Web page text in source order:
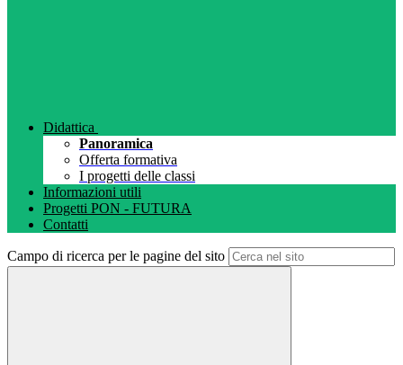
Didattica
Panoramica
Offerta formativa
I progetti delle classi
Informazioni utili
Progetti PON - FUTURA
Contatti
Campo di ricerca per le pagine del sito